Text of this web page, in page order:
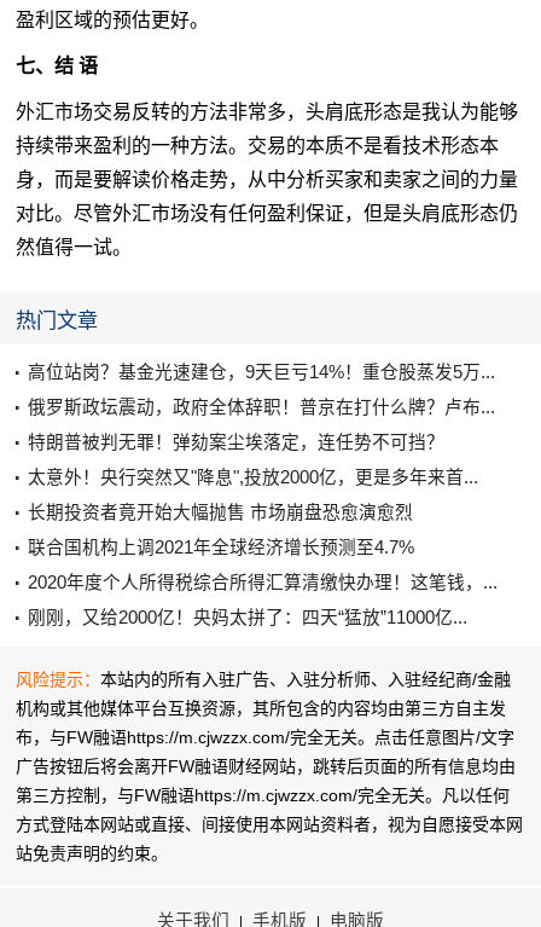
盈利区域的预估更好。
七、结 语
外汇市场交易反转的方法非常多，头肩底形态是我认为能够
持续带来盈利的一种方法。交易的本质不是看技术形态本
身，而是要解读价格走势，从中分析买家和卖家之间的力量
对比。尽管外汇市场没有任何盈利保证，但是头肩底形态仍
然值得一试。
热门文章
高位站岗？基金光速建仓，9天巨亏14%！重仓股蒸发5万...
俄罗斯政坛震动，政府全体辞职！普京在打什么牌？卢布...
特朗普被判无罪！弹劾案尘埃落定，连任势不可挡？
太意外！央行突然又"降息",投放2000亿，更是多年来首...
长期投资者竟开始大幅抛售 市场崩盘恐愈演愈烈
联合国机构上调2021年全球经济增长预测至4.7%
2020年度个人所得税综合所得汇算清缴快办理！这笔钱，...
刚刚，又给2000亿！央妈太拼了：四天“猛放”11000亿...
风险提示：本站内的所有入驻广告、入驻分析师、入驻经纪商/金融
机构或其他媒体平台互换资源，其所包含的内容均由第三方自主发
布，与FW融语https://m.cjwzzx.com/完全无关。点击任意图片/文字
广告按钮后将会离开FW融语财经网站，跳转后页面的所有信息均由
第三方控制，与FW融语https://m.cjwzzx.com/完全无关。凡以任何
方式登陆本网站或直接、间接使用本网站资料者，视为自愿接受本网
站免责声明的约束。
关于我们 手机版 电脑版